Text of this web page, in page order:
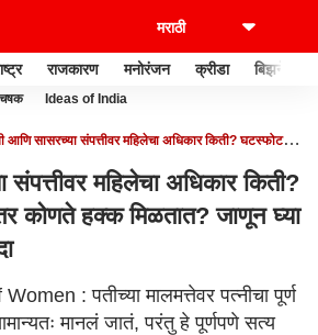
राजकारण मनोरंजन क्रीडा बिझनेस
Ideas of India
आणि सासरच्या संपत्तीवर महिलेचा अधिकार किती? घटस्फोट
संपत्तीवर महिलेचा अधिकार किती?
कोणते हक्क मिळतात? जाणून घ्या
: पतीच्या मालमत्तेवर पत्नीचा पूर्ण
मानलं जातं, परंतु हे पूर्णपणे सत्य